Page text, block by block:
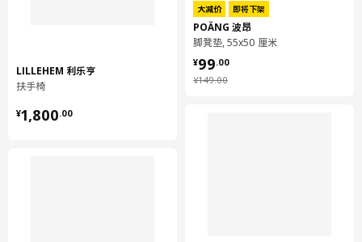
LILLEHEM 利乐亨
扶手椅
¥1,800.00
¥ 1800.00
大减价 即将下架
POÄNG 波昂
脚凳垫, 55x50 厘米
¥149.00
¥ 149.00
¥99.00
¥ 99.00